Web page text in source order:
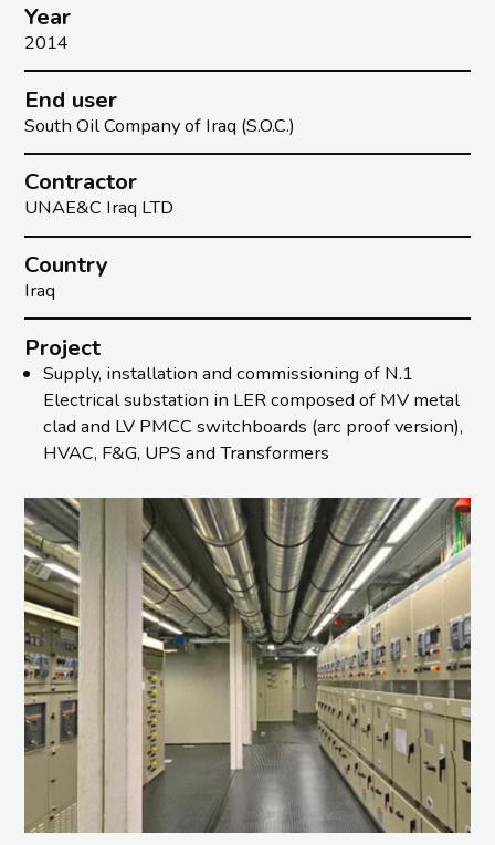
Year
2014
End user
South Oil Company of Iraq (S.O.C.)
Contractor
UNAE&C Iraq LTD
Country
Iraq
Project
Supply, installation and commissioning of N.1
Electrical substation in LER composed of MV metal
clad and LV PMCC switchboards (arc proof version),
HVAC, F&G, UPS and Transformers